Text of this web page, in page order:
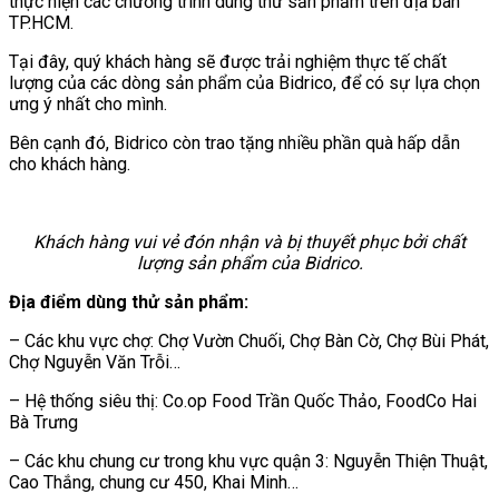
TP.HCM.
Tại đây, quý khách hàng sẽ được trải nghiệm thực tế chất
lượng của các dòng sản phẩm của Bidrico, để có sự lựa chọn
ưng ý nhất cho mình.
Bên cạnh đó, Bidrico còn trao tặng nhiều phần quà hấp dẫn
cho khách hàng.
Khách hàng vui vẻ đón nhận và bị thuyết phục bởi chất
lượng sản phẩm của Bidrico.
Địa điểm dùng thử sản phẩm:
– Các khu vực chợ: Chợ Vườn Chuối, Chợ Bàn Cờ, Chợ Bùi Phát,
Chợ Nguyễn Văn Trỗi…
– Hệ thống siêu thị: Co.op Food Trần Quốc Thảo, FoodCo Hai
Bà Trưng
– Các khu chung cư trong khu vực quận 3: Nguyễn Thiện Thuật,
Cao Thắng, chung cư 450, Khai Minh…